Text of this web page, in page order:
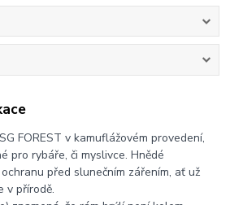
FOREST v kamuflážovém provedení,
pro rybáře, či myslivce. Hnědé
před slunečním zářením, ať už
v přírodě.